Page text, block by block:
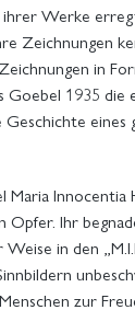
Werke
Zeichnungen
in
Goebel 1935
Geschichte
Innocentia
Opfer. Ihr
in den
zur